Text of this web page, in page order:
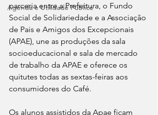
Agenda e Utilidade Pública
parceria entre a Prefeitura, o Fundo
Social de Solidariedade e a Associação
de Pais e Amigos dos Excepcionais
(APAE), une as produções da sala
socioeducacional e sala de mercado
de trabalho da APAE e oferece os
quitutes todas as sextas-feiras aos
consumidores do Café.
Os alunos assistidos da Apae ficam